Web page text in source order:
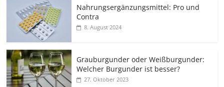
Nahrungsergänzungsmittel: Pro und
Contra
8. August 2024
Grauburgunder oder Weißburgunder:
Welcher Burgunder ist besser?
27. Oktober 2023